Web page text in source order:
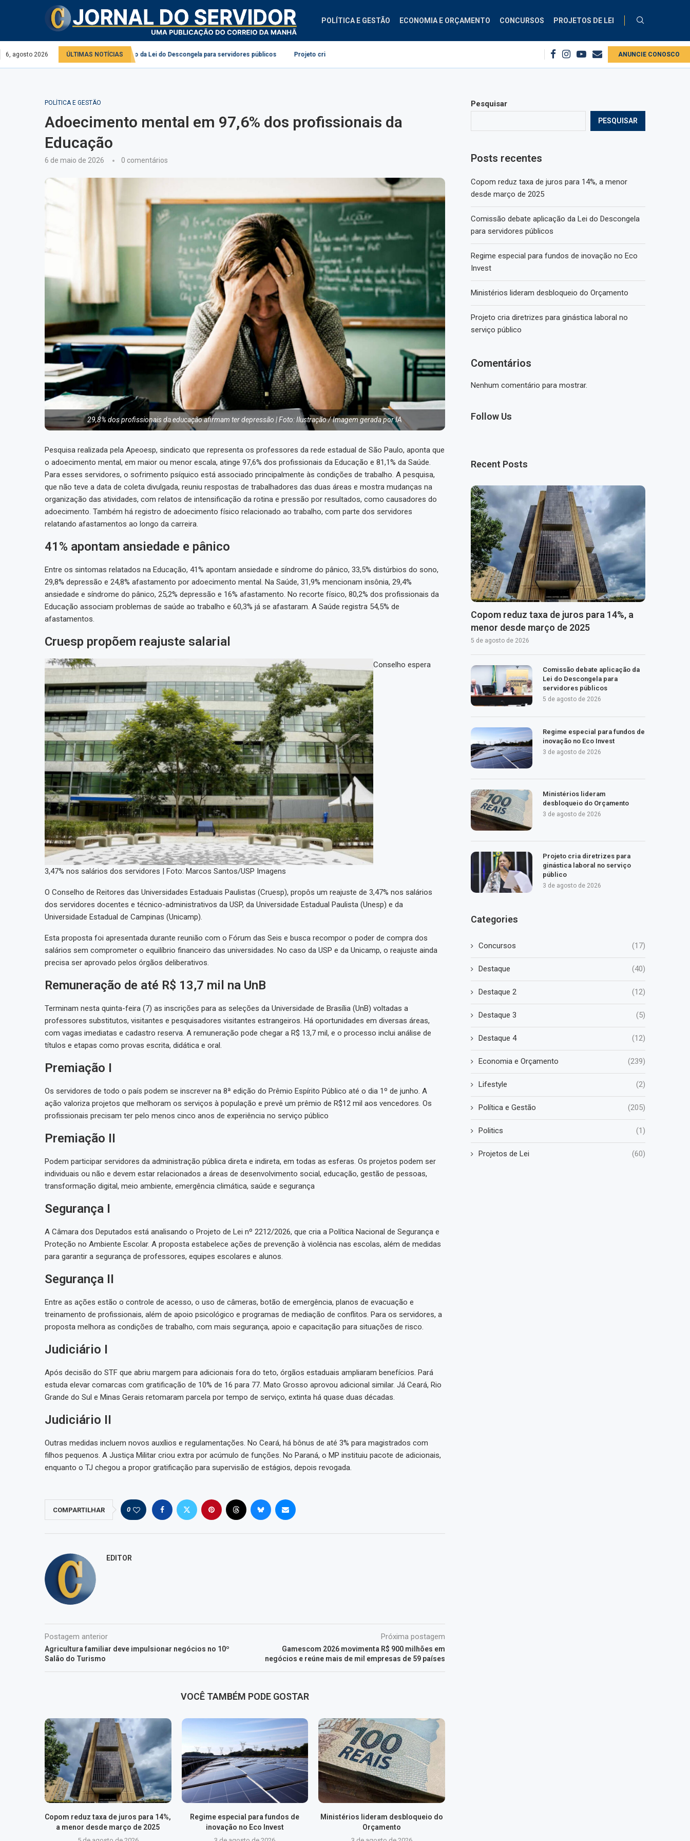
POLÍTICA E GESTÃO ECONOMIA E ORÇAMENTO CONCURSOS PROJETOS DE LEI
6, agosto 2026 ÚLTIMAS NOTÍCIAS
debate aplicação da Lei do Descongela para servidores públicos Projeto cria diretrizes para ginástica laboral no serviço público Copom reduz taxa de juros para 14%, a menor desde março... PEC cria código de
ANUNCIE CONOSCO
POLÍTICA E GESTÃO
Adoecimento mental em 97,6% dos profissionais da
Educação
6 de maio de 2026 0 comentários
29,8% dos profissionais da educação afirmam ter depressão | Foto: Ilustração / Imagem gerada por IA
Pesquisa realizada pela Apeoesp, sindicato que representa os professores da rede estadual de São Paulo, aponta que
o adoecimento mental, em maior ou menor escala, atinge 97,6% dos profissionais da Educação e 81,1% da Saúde.
Para esses servidores, o sofrimento psíquico está associado principalmente às condições de trabalho. A pesquisa,
que não teve a data de coleta divulgada, reuniu respostas de trabalhadores das duas áreas e mostra mudanças na
organização das atividades, com relatos de intensificação da rotina e pressão por resultados, como causadores do
adoecimento. Também há registro de adoecimento físico relacionado ao trabalho, com parte dos servidores
relatando afastamentos ao longo da carreira.
41% apontam ansiedade e pânico
Entre os sintomas relatados na Educação, 41% apontam ansiedade e síndrome do pânico, 33,5% distúrbios do sono,
29,8% depressão e 24,8% afastamento por adoecimento mental. Na Saúde, 31,9% mencionam insônia, 29,4%
ansiedade e síndrome do pânico, 25,2% depressão e 16% afastamento. No recorte físico, 80,2% dos profissionais da
Educação associam problemas de saúde ao trabalho e 60,3% já se afastaram. A Saúde registra 54,5% de
afastamentos.
Cruesp propõem reajuste salarial
Conselho espera
3,47% nos salários dos servidores | Foto: Marcos Santos/USP Imagens
O Conselho de Reitores das Universidades Estaduais Paulistas (Cruesp), propôs um reajuste de 3,47% nos salários
dos servidores docentes e técnico-administrativos da USP, da Universidade Estadual Paulista (Unesp) e da
Universidade Estadual de Campinas (Unicamp).
Esta proposta foi apresentada durante reunião com o Fórum das Seis e busca recompor o poder de compra dos
salários sem comprometer o equilíbrio financeiro das universidades. No caso da USP e da Unicamp, o reajuste ainda
precisa ser aprovado pelos órgãos deliberativos.
Remuneração de até R$ 13,7 mil na UnB
Terminam nesta quinta-feira (7) as inscrições para as seleções da Universidade de Brasília (UnB) voltadas a
professores substitutos, visitantes e pesquisadores visitantes estrangeiros. Há oportunidades em diversas áreas,
com vagas imediatas e cadastro reserva. A remuneração pode chegar a R$ 13,7 mil, e o processo inclui análise de
títulos e etapas como provas escrita, didática e oral.
Premiação I
Os servidores de todo o país podem se inscrever na 8ª edição do Prêmio Espírito Público até o dia 1º de junho. A
ação valoriza projetos que melhoram os serviços à população e prevê um prêmio de R$12 mil aos vencedores. Os
profissionais precisam ter pelo menos cinco anos de experiência no serviço público
Premiação II
Podem participar servidores da administração pública direta e indireta, em todas as esferas. Os projetos podem ser
individuais ou não e devem estar relacionados a áreas de desenvolvimento social, educação, gestão de pessoas,
transformação digital, meio ambiente, emergência climática, saúde e segurança
Segurança I
A Câmara dos Deputados está analisando o Projeto de Lei nº 2212/2026, que cria a Política Nacional de Segurança e
Proteção no Ambiente Escolar. A proposta estabelece ações de prevenção à violência nas escolas, além de medidas
para garantir a segurança de professores, equipes escolares e alunos.
Segurança II
Entre as ações estão o controle de acesso, o uso de câmeras, botão de emergência, planos de evacuação e
treinamento de profissionais, além de apoio psicológico e programas de mediação de conflitos. Para os servidores, a
proposta melhora as condições de trabalho, com mais segurança, apoio e capacitação para situações de risco.
Judiciário I
Após decisão do STF que abriu margem para adicionais fora do teto, órgãos estaduais ampliaram benefícios. Pará
estuda elevar comarcas com gratificação de 10% de 16 para 77. Mato Grosso aprovou adicional similar. Já Ceará, Rio
Grande do Sul e Minas Gerais retomaram parcela por tempo de serviço, extinta há quase duas décadas.
Judiciário II
Outras medidas incluem novos auxílios e regulamentações. No Ceará, há bônus de até 3% para magistrados com
filhos pequenos. A Justiça Militar criou extra por acúmulo de funções. No Paraná, o MP instituiu pacote de adicionais,
enquanto o TJ chegou a propor gratificação para supervisão de estágios, depois revogada.
COMPARTILHAR 0
EDITOR
Postagem anterior
Agricultura familiar deve impulsionar negócios no 10º
Salão do Turismo
Próxima postagem
Gamescom 2026 movimenta R$ 900 milhões em
negócios e reúne mais de mil empresas de 59 países
VOCÊ TAMBÉM PODE GOSTAR
Copom reduz taxa de juros para 14%,
a menor desde março de 2025
Regime especial para fundos de
inovação no Eco Invest
Ministérios lideram desbloqueio do
Orçamento
Pesquisar
PESQUISAR
Posts recentes
Copom reduz taxa de juros para 14%, a menor
desde março de 2025
Comissão debate aplicação da Lei do Descongela
para servidores públicos
Regime especial para fundos de inovação no Eco
Invest
Ministérios lideram desbloqueio do Orçamento
Projeto cria diretrizes para ginástica laboral no
serviço público
Comentários
Nenhum comentário para mostrar.
Follow Us
Recent Posts
Copom reduz taxa de juros para 14%, a
menor desde março de 2025
5 de agosto de 2026
Comissão debate aplicação da
Lei do Descongela para
servidores públicos
5 de agosto de 2026
Regime especial para fundos de
inovação no Eco Invest
3 de agosto de 2026
Ministérios lideram
desbloqueio do Orçamento
3 de agosto de 2026
Projeto cria diretrizes para
ginástica laboral no serviço
público
3 de agosto de 2026
Categories
Concursos (17)
Destaque (40)
Destaque 2 (12)
Destaque 3 (5)
Destaque 4 (12)
Economia e Orçamento (239)
Lifestyle (2)
Política e Gestão (205)
Politics (1)
Projetos de Lei (60)